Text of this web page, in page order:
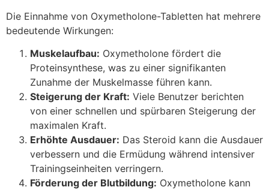
Die Einnahme von Oxymetholone-Tabletten hat mehrere
bedeutende Wirkungen:
Muskelaufbau: Oxymetholone fördert die
Proteinsynthese, was zu einer signifikanten
Zunahme der Muskelmasse führen kann.
Steigerung der Kraft: Viele Benutzer berichten
von einer schnellen und spürbaren Steigerung der
maximalen Kraft.
Erhöhte Ausdauer: Das Steroid kann die Ausdauer
verbessern und die Ermüdung während intensiver
Trainingseinheiten verringern.
Förderung der Blutbildung: Oxymetholone kann